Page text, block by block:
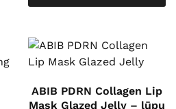
ABIB PDRN Collagen Lip
Mask Glazed Jelly – lūpų